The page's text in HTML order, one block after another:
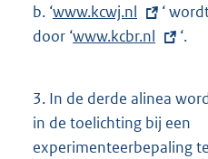
b. ‘E
x
r
n
www.kcwj.nl
‘
door ‘E
e
r
www.kcbr.nl ‘.
3. In de derde alinea
in de toelichting bij een
experimenteerbepaling